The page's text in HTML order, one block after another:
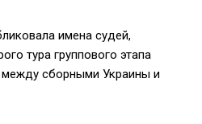
имена судей,
тура группового этапа
сборными Украины и